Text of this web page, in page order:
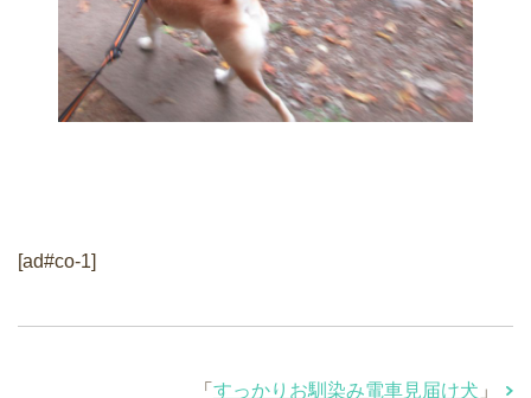
[ad#co-1]
「 すっかりお馴染み電車見届け犬 」